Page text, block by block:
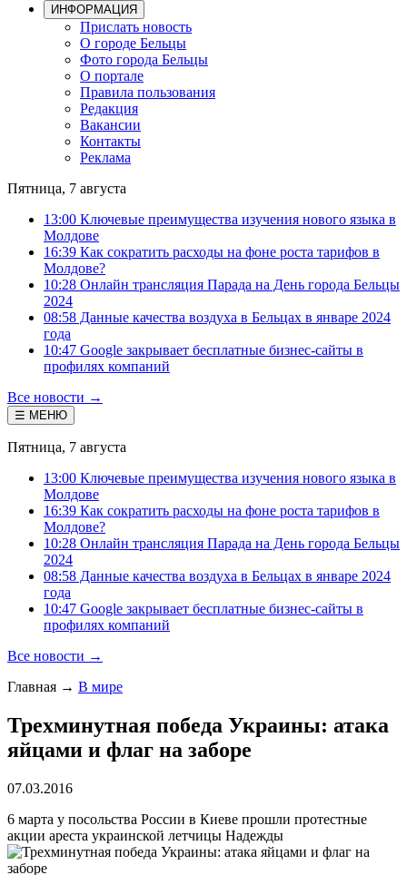
ИНФОРМАЦИЯ
Прислать новость
О городе Бельцы
Фото города Бельцы
О портале
Правила пользования
Редакция
Вакансии
Контакты
Реклама
Пятница, 7 августа
13:00 Ключевые преимущества изучения нового языка в
Молдове
16:39 Как сократить расходы на фоне роста тарифов в
Молдове?
10:28 Онлайн трансляция Парада на День города Бельцы
2024
08:58 Данные качества воздуха в Бельцах в январе 2024
года
10:47 Google закрывает бесплатные бизнес-сайты в
профилях компаний
Все новости →
☰ МЕНЮ
Пятница, 7 августа
13:00 Ключевые преимущества изучения нового языка в
Молдове
16:39 Как сократить расходы на фоне роста тарифов в
Молдове?
10:28 Онлайн трансляция Парада на День города Бельцы
2024
08:58 Данные качества воздуха в Бельцах в январе 2024
года
10:47 Google закрывает бесплатные бизнес-сайты в
профилях компаний
Все новости →
Главная → В мире
Трехминутная победа Украины: атака
яйцами и флаг на заборе
07.03.2016
6 марта у посольства России в Киеве прошли протестные
акции ареста украинской летчицы Надежды